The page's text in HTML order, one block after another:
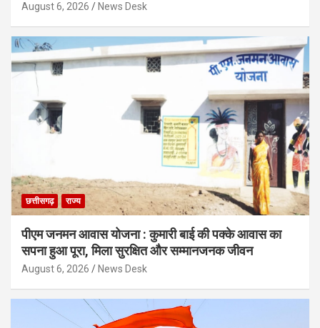
August 6, 2026 News Desk
छत्तीसगढ़ राज्य
पीएम जनमन आवास योजना : कुमारी बाई की पक्के आवास का
सपना हुआ पूरा, मिला सुरक्षित और सम्मानजनक जीवन
August 6, 2026 News Desk